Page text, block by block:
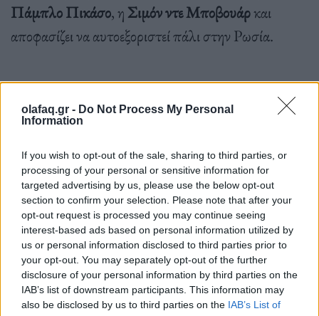
olafaq.gr - Do Not Process My Personal
Information
If you wish to opt-out of the sale, sharing to third parties, or
processing of your personal or sensitive information for
targeted advertising by us, please use the below opt-out
section to confirm your selection. Please note that after your
opt-out request is processed you may continue seeing
interest-based ads based on personal information utilized by
us or personal information disclosed to third parties prior to
your opt-out. You may separately opt-out of the further
disclosure of your personal information by third parties on the
IAB’s list of downstream participants. This information may
also be disclosed by us to third parties on the IAB’s List of
Πάμπλο Πικάσο, η Σιμόν ντε Μποβουάρκαι
αποφασίζει να αυτοεξοριστεί πάλι στην Ρωσία.
Το 1955 τον βρίσκει στο πλευρό των
Ελληνοκυπρίων στην προσπάθεια τους να
αποτινάξουν τον βρετανικό ζυγό. Συνδέεται με
υψηλά στελέχη της ΕΟΚΑ και επιθυμεί τη
συμφιλίωση με τους Τουρκοκύπριους.